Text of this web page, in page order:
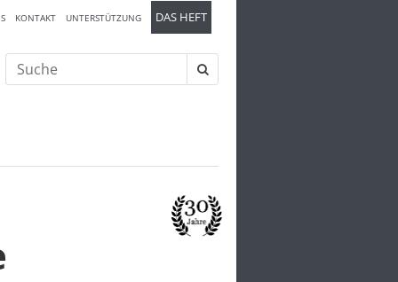
KONTAKT UNTERSTÜTZUNG DAS HEFT
Suche
nach: